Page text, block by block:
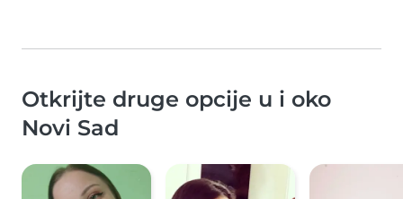
Otkrijte druge opcije u i oko
Novi Sad